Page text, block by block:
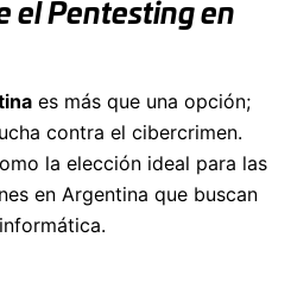
el Pentesting en
es más que una opción;
contra el cibercrimen.
la elección ideal para las
en Argentina que buscan